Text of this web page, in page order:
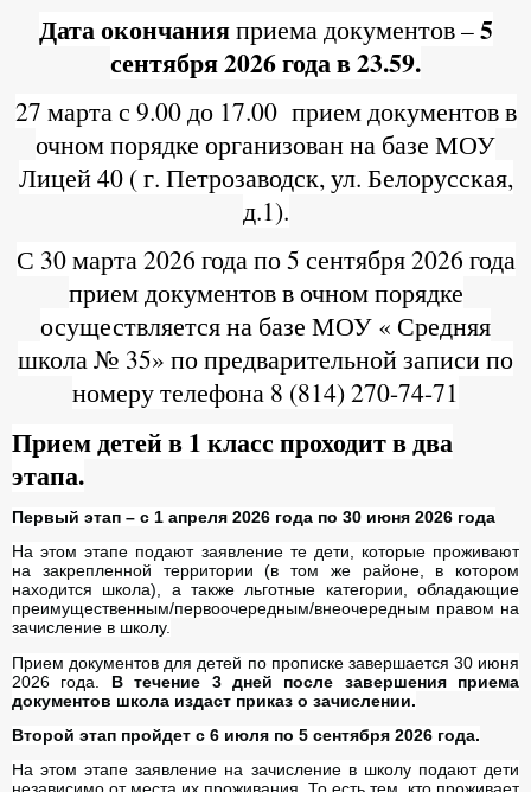
Дата окончанияприема документов –5
сентября 2026 года в 23.59.
27 марта с 9.00 до 17.00 прием документов в
очном порядке организован на базе МОУ
Лицей 40 ( г. Петрозаводск, ул. Белорусская,
д.1).
С 30 марта 2026 года по 5 сентября 2026 года
прием документов в очном порядке
осуществляется на базе МОУ « Средняя
школа № 35» по предварительной записи по
номеру телефона 8 (814) 270-74-71
Прием детей в 1 класс проходит в два
этапа.
Первый этап – с 1 апреля 2026 года по 30 июня 2026 года
На этом этапе подают заявление те дети, которые проживают
на закрепленной территории (в том же районе, в котором
находится школа), а также льготные категории, обладающие
преимущественным/первоочередным/внеочередным правом на
зачисление в школу.
Прием документов для детей по прописке завершается 30 июня
2026 года. В течение 3 дней после завершения приема
документов школа издаст приказ о зачислении.
Второй этап пройдет с 6 июля по 5 сентября 2026 года.
На этом этапе заявление на зачисление в школу подают дети